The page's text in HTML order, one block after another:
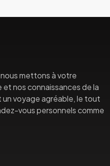
mettons à votre
nos connaissances de la
voyage agréable, le tout
vous personnels comme